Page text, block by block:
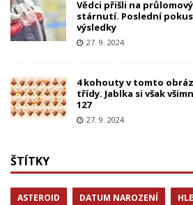
Vědci přišli na
stárnutí. Poslední
výsledky
27. 9. 2024
4 kohouty v tomto
třídy. Jablka si však
127
27. 9. 2024
ŠTÍTKY
ASTEROID DATUM NAROZENÍ